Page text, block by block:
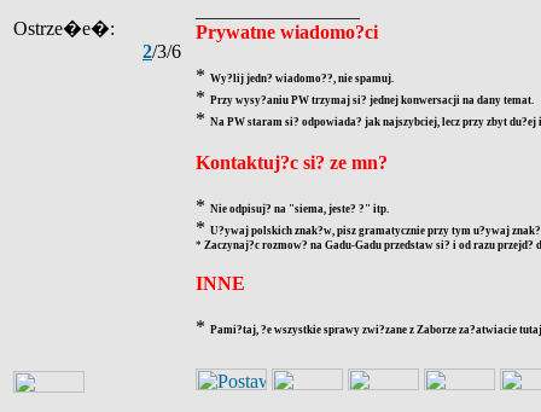
Ostrze�e�:
2/3/6
Prywatne wiadomo?ci
* Wy?lij jedn? wiadomo??, nie spamuj.
* Przy wysy?aniu PW trzymaj si? jednej konwersacji na dany temat.
* Na PW staram si? odpowiada? jak najszybciej, lecz przy zbyt
Kontaktuj?c si? ze mn?
* Nie odpisuj? na "siema, jeste? ?" itp.
* U?ywaj polskich znak?w, pisz gramatycznie przy tym u?ywaj
* Zaczynaj?c rozmow? na Gadu-Gadu przedstaw si? i od razu przejd?
INNE
* Pami?taj, ?e wszystkie sprawy zwi?zane z Zaborze za?atwiacie